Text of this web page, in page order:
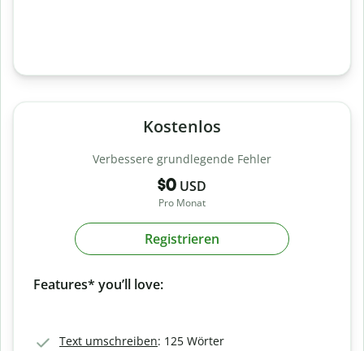
Kostenlos
Verbessere grundlegende Fehler
$0 USD
Pro Monat
Registrieren
Features* you’ll love:
Text umschreiben: 125 Wörter